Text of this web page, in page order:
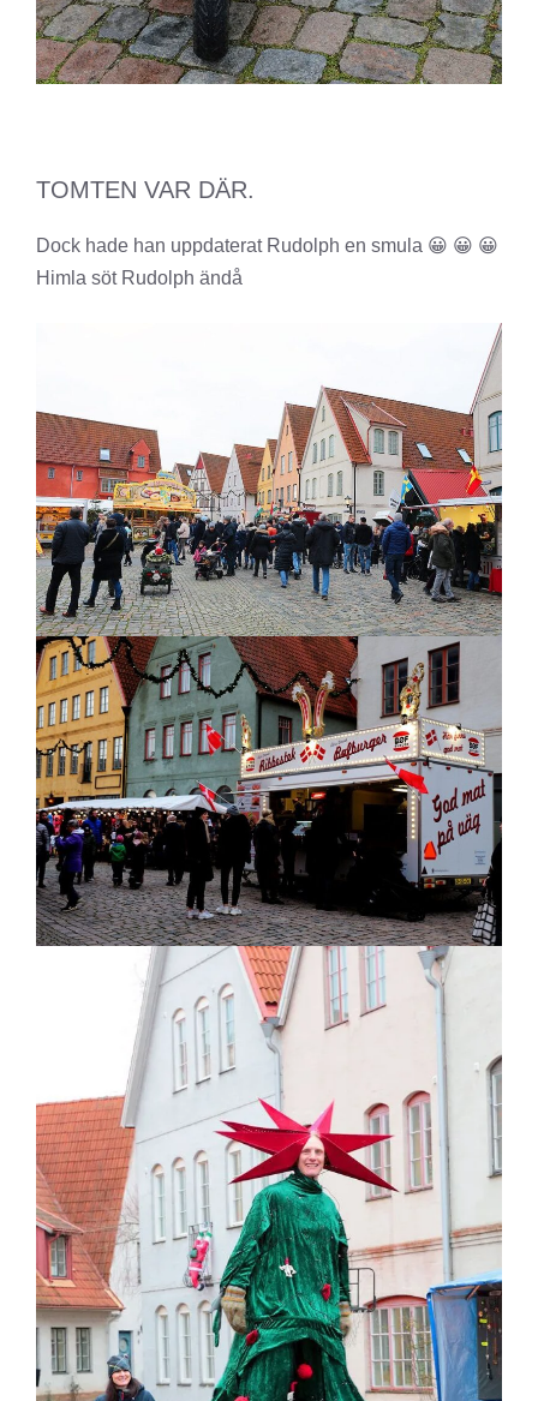
TOMTEN VAR DÄR.
Dock hade han uppdaterat Rudolph en smula 😀 😀 😀
Himla söt Rudolph ändå